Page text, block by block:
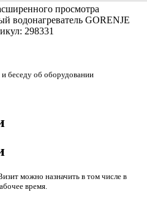
просмотра
водонагреватель GORENJE
298331
и беседу об оборудовании
можно назначить в том числе в
время.